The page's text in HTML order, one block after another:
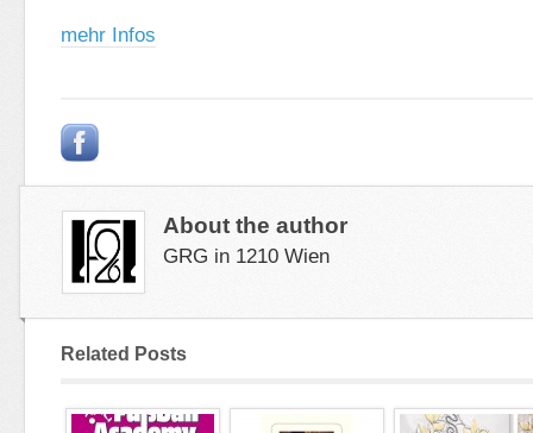
mehr Infos
About the author
GRG in 1210 Wien
Related Posts